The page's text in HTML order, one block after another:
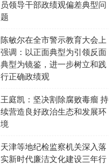
员领导干部政绩观偏差典型问
题
陈敏尔在全市警示教育大会上
强调：以正面典型为引领反面
典型为镜鉴，进一步树立和践
行正确政绩观
王庭凯：坚决割除腐败毒瘤 持
续营造良好政治生态和发展环
境
天津等地纪检监察机关深入落
实新时代廉洁文化建设三年行